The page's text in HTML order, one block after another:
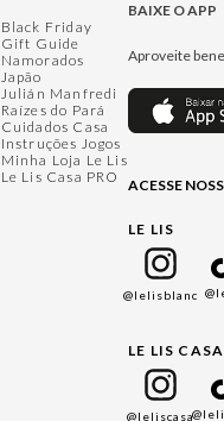
Black Friday
Gift Guide
Namorados
Japão
Julián Manfredi
Raízes do Pará
Cuidados Casa
Instruções Jogos
Minha Loja Le Lis
Le Lis Casa PRO
BAIXE O APP
Aproveite
ACESSE
LE LIS
@lelisblanc
LE LIS CASA
@leliscasa